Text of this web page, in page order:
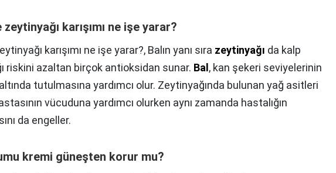
zeytinyağı karışımı ne işe yarar?
karışımı ne işe yarar?, Balın yanı sıra zeytinyağı da kalp
riskini azaltan birçok antioksidan sunar. Bal , kan şekeri seviyelerinin
tutulmasına yardımcı olur. Zeytinyağında bulunan yağ asitleri
vücuduna yardımcı olurken aynı zamanda hastalığın
da engeller.
kremi güneşten korur mu?